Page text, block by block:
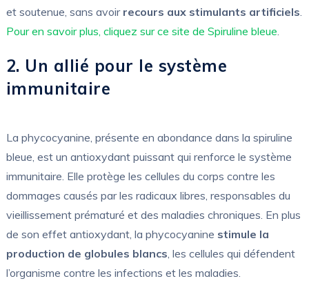
et soutenue, sans avoir recours aux stimulants artificiels.
Pour en savoir plus, cliquez sur ce site de Spiruline bleue.
2. Un allié pour le système
immunitaire
La phycocyanine, présente en abondance dans la spiruline
bleue, est un antioxydant puissant qui renforce le système
immunitaire. Elle protège les cellules du corps contre les
dommages causés par les radicaux libres, responsables du
vieillissement prématuré et des maladies chroniques. En plus
de son effet antioxydant, la phycocyanine stimule la
production de globules blancs, les cellules qui défendent
l’organisme contre les infections et les maladies.